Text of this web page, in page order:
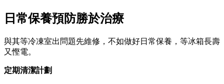
日常保養預防勝於治療
與其等冷凍室出問題先維修，不如做好日常保養，等冰箱長壽
又慳電。
定期清潔計劃